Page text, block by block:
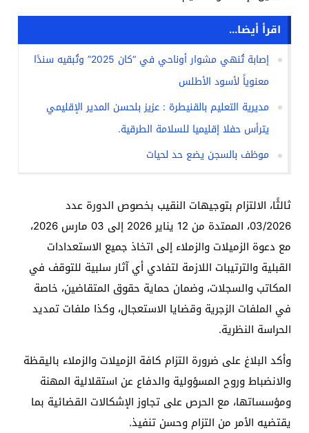
اقرأ أيضا...
إصابة تُنهي مشوار أوناحي في “كان 2025” وتُبقيه سندًا
معنوياً لأسود الأطلس
مديرية التعليم بالقنيطرة : عزيز بلحسن المدير الإقليمي
يترأس حفلا إقليميا للسلامة الطرقية.
موظف بالسجن يضع حد لحيات
ثالثًا، الالتزام بتوجيهات النقيب بخصوص الدورة عدد
03/2026، الممتدة من 12 يناير 2026 إلى 03 مارس 2026،
مع دعوة الزميلات والزملاء إلى اتخاذ جميع الاستعدادات
القبلية والترتيبات اللازمة لتفادي أي آثار سلبية للتوقف في
المكاتب والسجلات، وضمان حماية حقوق المتقاضين، خاصة
في الملفات الزجرية وقضايا الاستعجال، وكذا ملفات تمديد
الحراسة النظرية.
وأكد البلاغ على ضرورة التزام كافة الزميلات والزملاء باليقظة
والانضباط وروح المسؤولية والدفاع عن استقلالية المهنة
ومؤسساتها، مع الحرص على تجاوز الإشكالات القضائية بما
يقتضيه الأمر من التزام وحسن تنفيذ.